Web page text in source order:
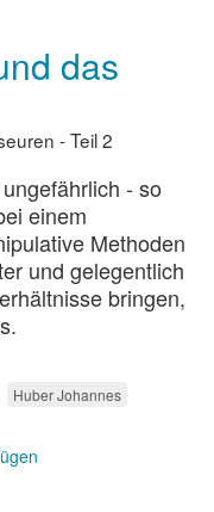
das
- Teil 2
- so
einem
Methoden
und gelegentlich
bringen,
Huber Johannes